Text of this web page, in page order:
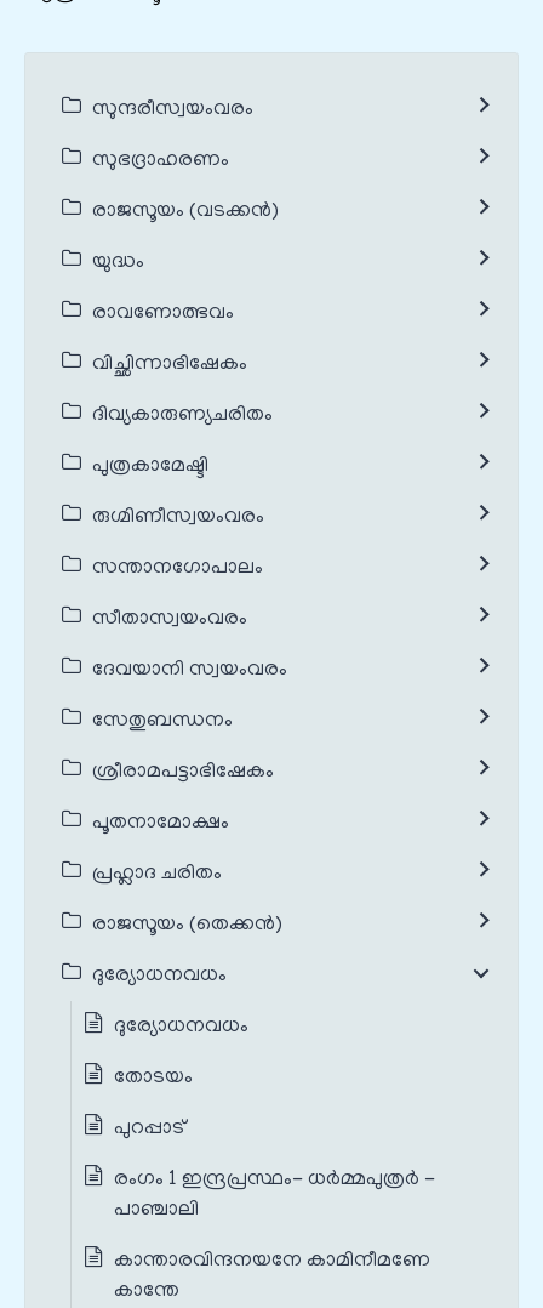
സുന്ദരീസ്വയംവരം
സുഭദ്രാഹരണം
രാജസൂയം (വടക്കൻ)
യുദ്ധം
രാവണോത്ഭവം
വിച്ഛിന്നാഭിഷേകം
ദിവ്യകാരുണ്യചരിതം
പുത്രകാമേഷ്ടി
രുഗ്മിണീസ്വയംവരം
സന്താനഗോപാലം
സീതാസ്വയംവരം
ദേവയാനി സ്വയംവരം
സേതുബന്ധനം
ശ്രീരാമപട്ടാഭിഷേകം
പൂതനാമോക്ഷം
പ്രഹ്ലാദ ചരിതം
രാജസൂയം (തെക്കൻ)
ദുര്യോധനവധം
ദുര്യോധനവധം
തോടയം
പുറപ്പാട്
രംഗം 1 ഇന്ദ്രപ്രസ്ഥം- ധർമ്മപുത്രർ -
പാഞ്ചാലി
കാന്താരവിന്ദനയനേ കാമിനീമണേ
കാന്തേ